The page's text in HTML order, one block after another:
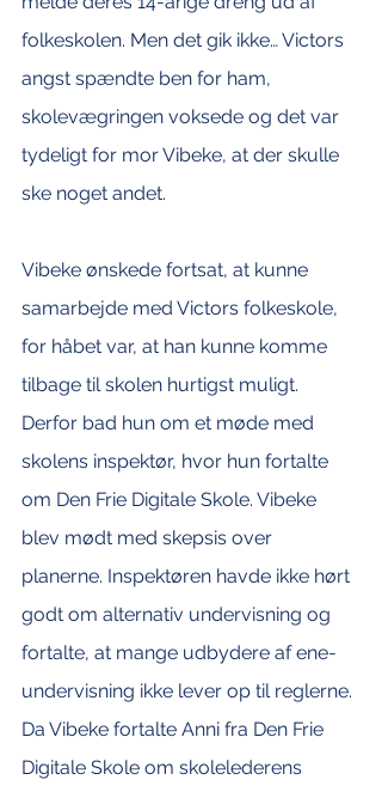
folkeskolen. Men det gik ikke… Victors
angst spændte ben for ham,
skolevægringen voksede og det var
tydeligt for mor Vibeke, at der skulle
ske noget andet.
Vibeke ønskede fortsat, at kunne
samarbejde med Victors folkeskole,
for håbet var, at han kunne komme
tilbage til skolen hurtigst muligt.
Derfor bad hun om et møde med
skolens inspektør, hvor hun fortalte
om Den Frie Digitale Skole. Vibeke
blev mødt med skepsis over
planerne. Inspektøren havde ikke hørt
godt om alternativ undervisning og
fortalte, at mange udbydere af ene-
undervisning ikke lever op til reglerne.
Da Vibeke fortalte Anni fra Den Frie
Digitale Skole om skolelederens